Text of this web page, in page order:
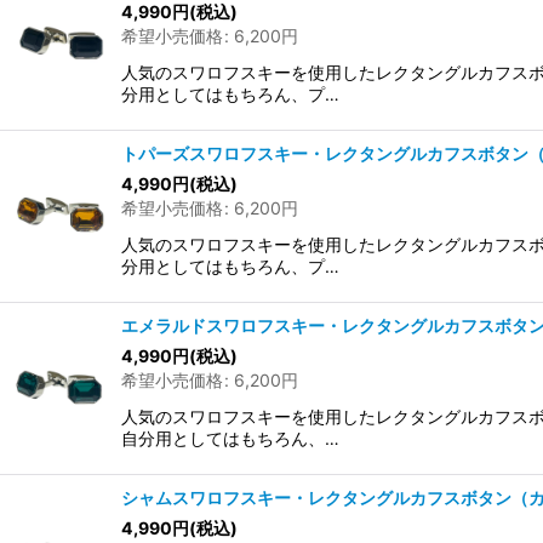
4,990円(税込)
希望小売価格: 6,200円
人気のスワロフスキーを使用したレクタングルカフ
分用としてはもちろん、プ…
トパーズスワロフスキー・レクタングルカフスボタン
4,990円(税込)
希望小売価格: 6,200円
人気のスワロフスキーを使用したレクタングルカフ
分用としてはもちろん、プ…
エメラルドスワロフスキー・レクタングルカフスボタ
4,990円(税込)
希望小売価格: 6,200円
人気のスワロフスキーを使用したレクタングルカフ
自分用としてはもちろん、…
シャムスワロフスキー・レクタングルカフスボタン（
4,990円(税込)